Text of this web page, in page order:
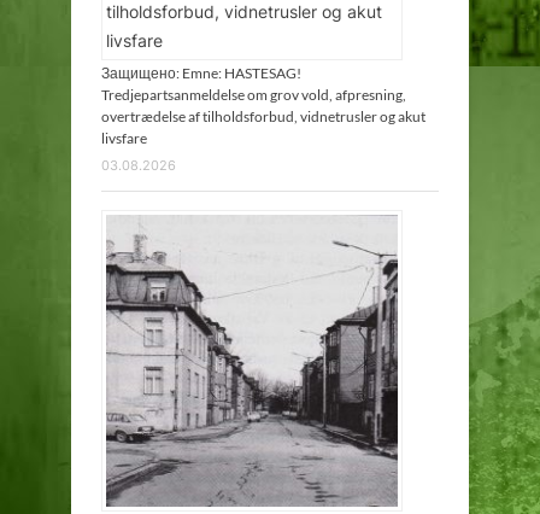
Защищено: Emne: HASTESAG!
Tredjepartsanmeldelse om grov vold, afpresning,
overtrædelse af tilholdsforbud, vidnetrusler og akut
livsfare
03.08.2026